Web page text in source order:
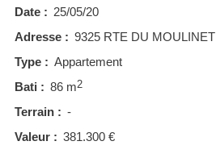
Date : 25/05/20
Adresse : 9325 RTE DU MOULINET
Type : Appartement
Bati : 86 m2
Terrain : -
Valeur : 381.300 €